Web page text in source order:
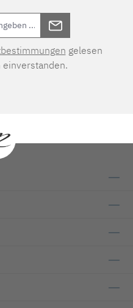
gelesen